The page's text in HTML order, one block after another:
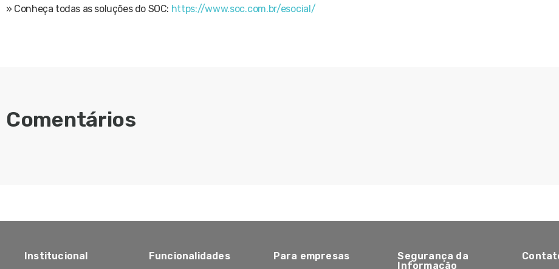
» Conheça todas as soluções do SOC: https://www.soc.com.br/esocial/
Comentários
Institucional Funcionalidades Para empresas
Segurança da
Informação